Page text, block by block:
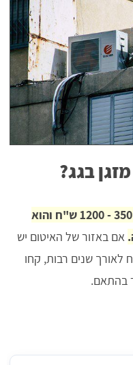
בגג?
מחיר איטום צנרת מזגן בגג נע בין 350 - 1200 ש"ח והוא
אם באזור של האיטום יש
לאורך שנים רבות, קחו
בהתאם.